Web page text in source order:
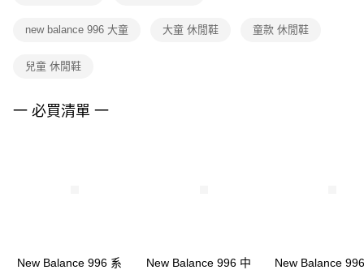
３．未成年的使用者請事先徵得法定代理人或監護人之同意方可使用
任。
請求用戶進行身份認證。
５．嚴禁一人註冊多個帳號或使用他人資訊註冊。若發現惡意使用之情形，
new balance 996 大童 大童 休閒鞋 童款 休閒鞋
兒童 休閒鞋
一 必買清單 一
New Balance 996 系
New Balance 996 中
New Balance